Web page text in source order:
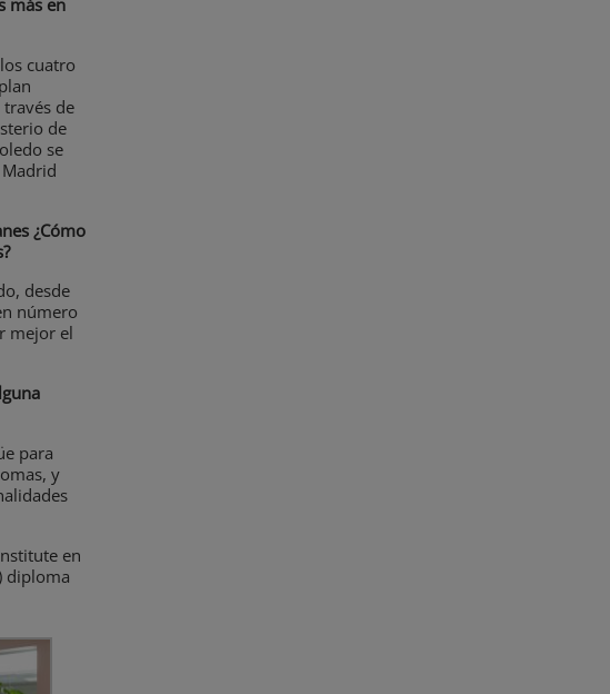
cuatro
de
de
se
¿Cómo
desde
número
mejor el
para
y
en
diploma